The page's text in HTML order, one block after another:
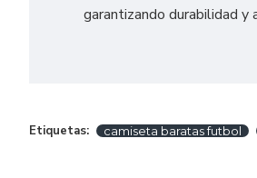
garantizando durabilidad y
Etiquetas: camiseta baratas futbol